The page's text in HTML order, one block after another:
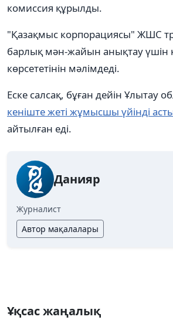
комиссия құрылды.
"Қазақмыс корпорациясы" ЖШС
барлық мән-жайын анықтау үшін
көрсететінін мәлімдеді.
Еске салсақ, бұған дейін Ұлытау
кеніште жеті жұмысшы үйінді
айтылған еді.
Данияр
Журналист
Автор мақалалары
Ұқсас жаңалық